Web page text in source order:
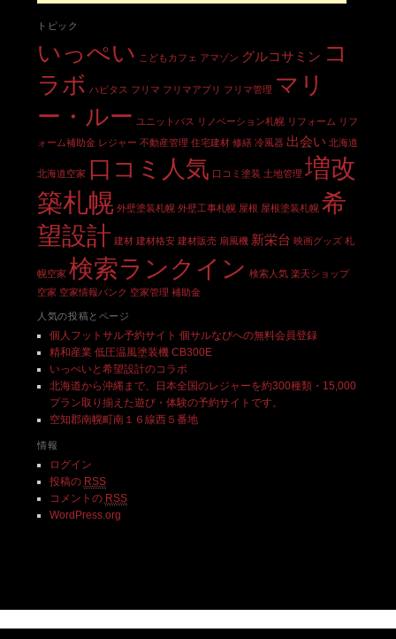
トピック
いっぺい こどもカフェ アマゾン グルコサミン コ
ラボ ハピタス フリマ フリマアプリ フリマ管理 マリ
ー・ルー ユニットバス リノベーション札幌 リフォーム リフ
ォーム補助金 レジャー 不動産管理 住宅建材 修繕 冷風器 出会い 北海道
北海道空家 口コミ人気 口コミ塗装 土地管理 増改
築札幌 外壁塗装札幌 外壁工事札幌 屋根 屋根塗装札幌 希
望設計 建材 建材格安 建材販売 扇風機 新栄台 映画グッズ 札
幌空家 検索ランクイン 検索人気 楽天ショップ
空家 空家情報バンク 空家管理 補助金
人気の投稿とページ
個人フットサル予約サイト 個サルなびへの無料会員登録
精和産業 低圧温風塗装機 CB300E
いっぺいと希望設計のコラボ
北海道から沖縄まで、日本全国のレジャーを約300種類・15,000
プラン取り揃えた遊び・体験の予約サイトです。
空知郡南幌町南１６線西５番地
情報
ログイン
投稿の RSS
コメントの RSS
WordPress.org